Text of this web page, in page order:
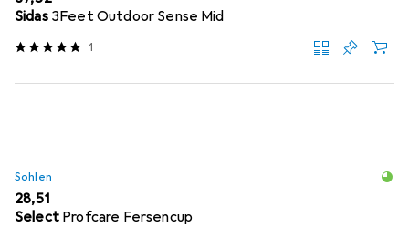
Sidas 3Feet Outdoor Sense Mid
1
Sohlen
EUR
28,51
Select Profcare Fersencup